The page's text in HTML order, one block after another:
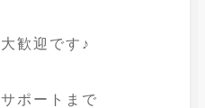
歓迎です♪
ポートまで